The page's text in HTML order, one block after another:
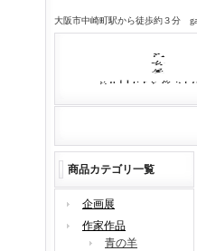
大阪市中崎町駅から徒歩約３分
商品カテゴリ一覧
企画展
作家作品
青の羊